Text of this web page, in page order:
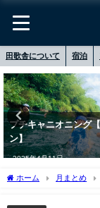
田歌舎について 宿泊
プチキャニオニング
ン】
2025年4月11日
ホーム 月まとめ